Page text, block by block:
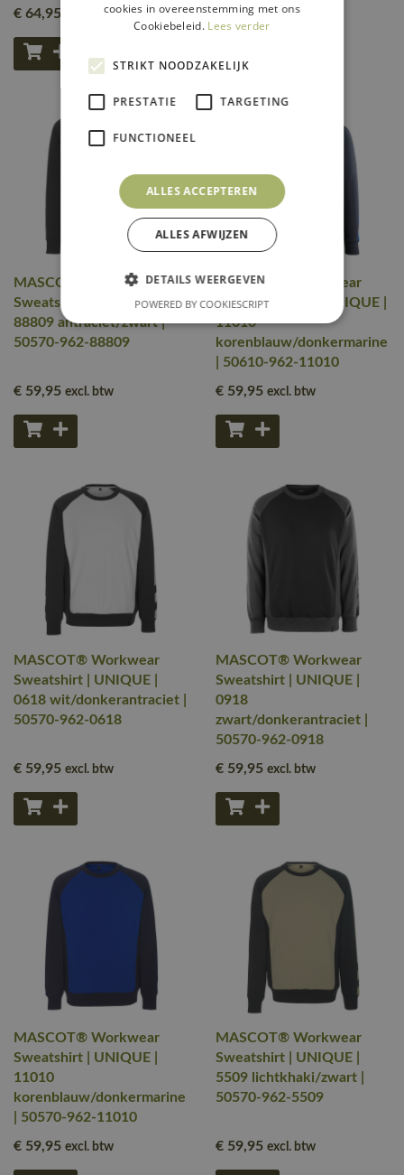
€ 64,95 excl. btw € 64,95 excl. btw
MASCOT® Workwear
Sweatshirt | UNIQUE |
88809 antraciet/zwart |
50570-962-88809
€ 59,95 excl. btw
MASCOT® Workwear
Polosweatshirt | UNIQUE |
11010
korenblauw/donkermarine
| 50610-962-11010
€ 59,95 excl. btw
MASCOT® Workwear
Sweatshirt | UNIQUE |
0618 wit/donkerantraciet |
50570-962-0618
€ 59,95 excl. btw
MASCOT® Workwear
Sweatshirt | UNIQUE |
0918
zwart/donkerantraciet |
50570-962-0918
€ 59,95 excl. btw
MASCOT® Workwear
Sweatshirt | UNIQUE |
11010
korenblauw/donkermarine
| 50570-962-11010
€ 59,95 excl. btw
MASCOT® Workwear
Sweatshirt | UNIQUE |
5509 lichtkhaki/zwart |
50570-962-5509
€ 59,95 excl. btw
cookies in overeenstemming met ons
Cookiebeleid. Lees verder
STRIKT NOODZAKELIJK
PRESTATIE TARGETING
FUNCTIONEEL
ALLES ACCEPTEREN
ALLES AFWIJZEN
DETAILS WEERGEVEN
POWERED BY COOKIESCRIPT